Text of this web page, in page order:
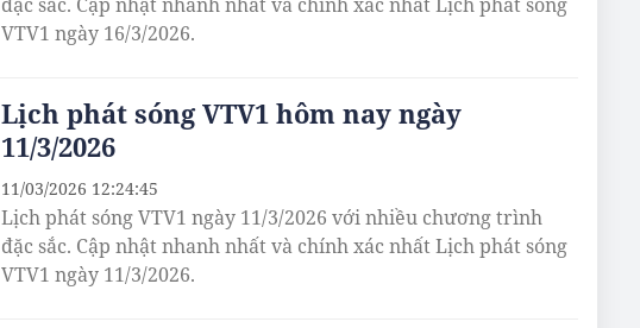
VTV1 ngày 16/3/2026.
Lịch phát sóng VTV1 hôm nay ngày
11/3/2026
Lịch phát sóng VTV1 ngày 11/3/2026 với nhiều chương trình
đặc sắc. Cập nhật nhanh nhất và chính xác nhất Lịch phát sóng
VTV1 ngày 11/3/2026.
11/03/2026 12:24:45